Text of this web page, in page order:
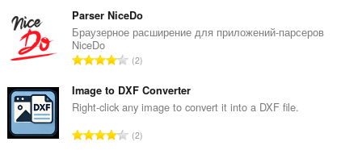
d
e
n
o
e
s
o
t
a
d
e
n
o
m
b
e
o
t
a
Parser NiceDo
Браузерное расширение для приложений-парсеров
NiceDo
N
m
b
e
2
Image to DXF Converter
Right-click any image to convert it into a DXF file.
N2